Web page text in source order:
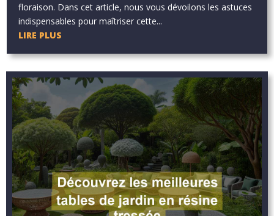
floraison. Dans cet article, nous vous dévoilons les astuces
indispensables pour maîtriser cette...
LIRE PLUS